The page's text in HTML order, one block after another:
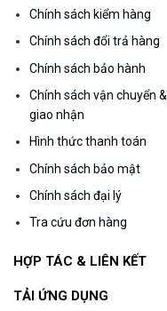
Chính sách kiểm hàng
Chính sách đổi trả hàng
Chính sách bảo hành
Chính sách vận chuyển &
giao nhận
Hình thức thanh toán
Chính sách bảo mật
Chính sách đại lý
Tra cứu đơn hàng
HỢP TÁC & LIÊN KẾT
TẢI ỨNG DỤNG